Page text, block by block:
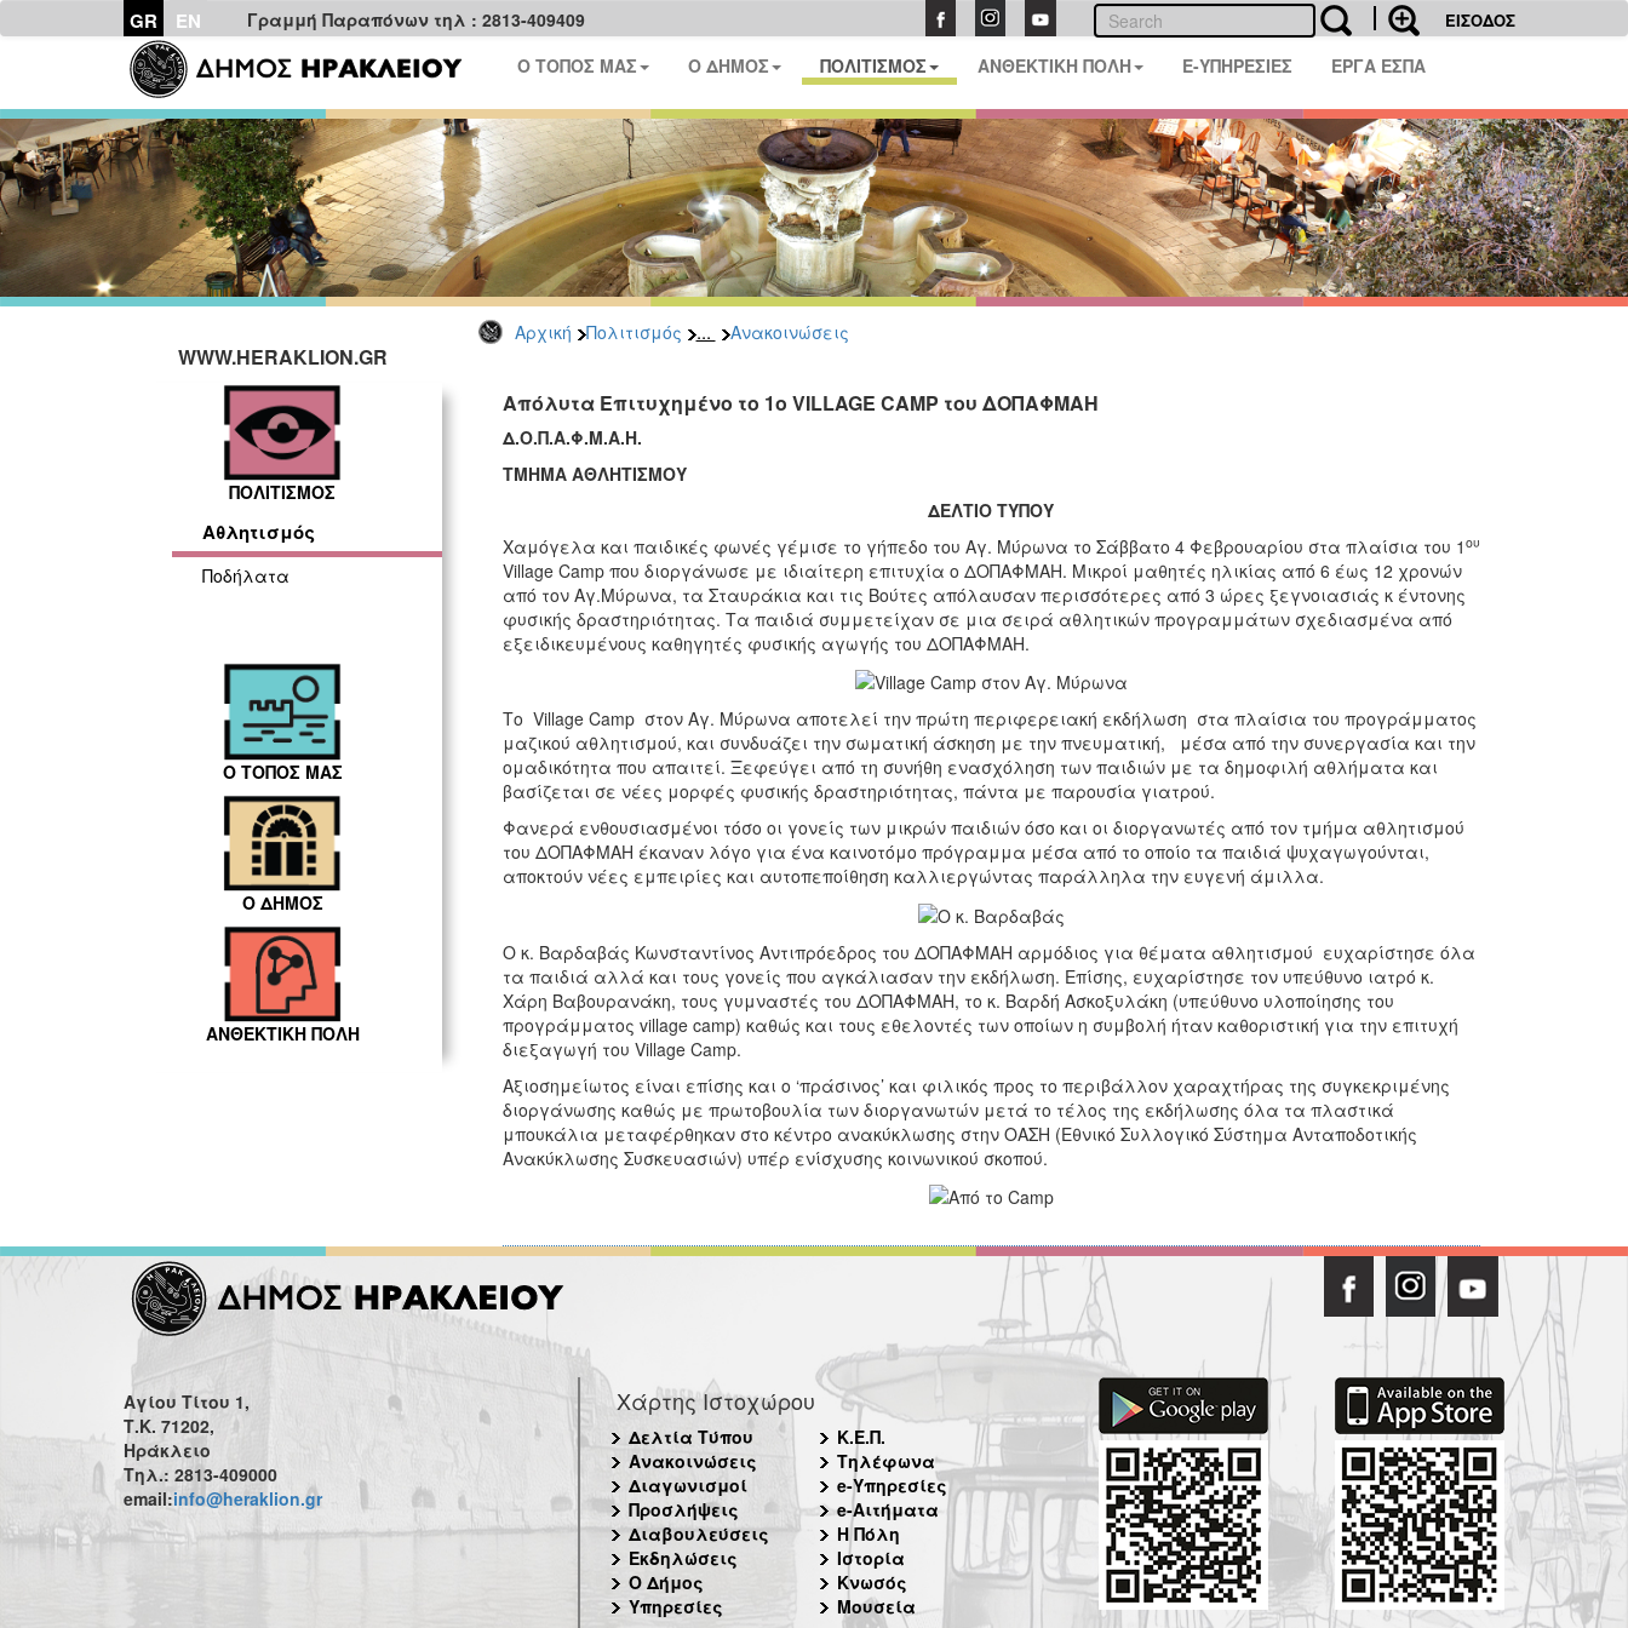
GR EN Γραμμή Παραπόνων τηλ : 2813-409409 ΕΙΣΟΔΟΣ
Ο ΤΟΠΟΣ ΜΑΣ Ο ΔΗΜΟΣ ΠΟΛΙΤΙΣΜΟΣ ΑΝΘΕΚΤΙΚΗ ΠΟΛΗ E-ΥΠΗΡΕΣΙΕΣ ΕΡΓΑ ΕΣΠΑ
Αρχική Πολιτισμός ... Ανακοινώσεις
WWW.HERAKLION.GR
ΠΟΛΙΤΙΣΜΟΣ
Αθλητισμός
Ποδήλατα
Ο ΤΟΠΟΣ ΜΑΣ
Ο ΔΗΜΟΣ
ΑΝΘΕΚΤΙΚΗ ΠΟΛΗ
Απόλυτα Επιτυχημένο το 1ο VILLAGE CAMP του ΔΟΠΑΦΜΑΗ
Δ.Ο.Π.Α.Φ.Μ.Α.Η.
ΤΜΗΜΑ ΑΘΛΗΤΙΣΜΟΥ
ΔΕΛΤΙΟ ΤΥΠΟΥ
Χαμόγελα και παιδικές φωνές γέμισε το γήπεδο του Αγ. Μύρωνα το Σάββατο 4 Φεβρουαρίου στα πλαίσια του 1 ου
Village Camp που διοργάνωσε με ιδιαίτερη επιτυχία ο ΔΟΠΑΦΜΑΗ. Μικροί μαθητές ηλικίας από 6 έως 12 χρονών
από τον Αγ.Μύρωνα, τα Σταυράκια και τις Βούτες απόλαυσαν περισσότερες από 3 ώρες ξεγνοιασιάς κ έντονης
φυσικής δραστηριότητας. Τα παιδιά συμμετείχαν σε μια σειρά αθλητικών προγραμμάτων σχεδιασμένα από
εξειδικευμένους καθηγητές φυσικής αγωγής του ΔΟΠΑΦΜΑΗ.
Το Village Camp στον Αγ. Μύρωνα αποτελεί την πρώτη περιφερειακή εκδήλωση στα πλαίσια του προγράμματος
μαζικού αθλητισμού, και συνδυάζει την σωματική άσκηση με την πνευματική, μέσα από την συνεργασία και την
ομαδικότητα που απαιτεί. Ξεφεύγει από τη συνήθη ενασχόληση των παιδιών με τα δημοφιλή αθλήματα και
βασίζεται σε νέες μορφές φυσικής δραστηριότητας, πάντα με παρουσία γιατρού.
Φανερά ενθουσιασμένοι τόσο οι γονείς των μικρών παιδιών όσο και οι διοργανωτές από τον τμήμα αθλητισμού
του ΔΟΠΑΦΜΑΗ έκαναν λόγο για ένα καινοτόμο πρόγραμμα μέσα από το οποίο τα παιδιά ψυχαγωγούνται,
αποκτούν νέες εμπειρίες και αυτοπεποίθηση καλλιεργώντας παράλληλα την ευγενή άμιλλα.
Ο κ. Βαρδαβάς Κωνσταντίνος Αντιπρόεδρος του ΔΟΠΑΦΜΑΗ αρμόδιος για θέματα αθλητισμού ευχαρίστησε όλα
τα παιδιά αλλά και τους γονείς που αγκάλιασαν την εκδήλωση. Επίσης, ευχαρίστησε τον υπεύθυνο ιατρό κ.
Χάρη Βαβουρανάκη, τους γυμναστές του ΔΟΠΑΦΜΑΗ, το κ. Βαρδή Ασκοξυλάκη (υπεύθυνο υλοποίησης του
προγράμματος village camp) καθώς και τους εθελοντές των οποίων η συμβολή ήταν καθοριστική για την επιτυχή
διεξαγωγή του Village Camp.
Αξιοσημείωτος είναι επίσης και ο ‘πράσινος’ και φιλικός προς το περιβάλλον χαραχτήρας της συγκεκριμένης
διοργάνωσης καθώς με πρωτοβουλία των διοργανωτών μετά το τέλος της εκδήλωσης όλα τα πλαστικά
μπουκάλια μεταφέρθηκαν στο κέντρο ανακύκλωσης στην ΟΑΣΗ (Εθνικό Συλλογικό Σύστημα Ανταποδοτικής
Ανακύκλωσης Συσκευασιών) υπέρ ενίσχυσης κοινωνικού σκοπού.
Αγίου Τίτου 1,
Τ.Κ. 71202,
Ηράκλειο
Τηλ.: 2813-409000
email:info@heraklion.gr
Χάρτης Ιστοχώρου
Δελτία Τύπου
Ανακοινώσεις
Διαγωνισμοί
Προσλήψεις
Διαβουλεύσεις
Εκδηλώσεις
Ο Δήμος
Υπηρεσίες
Κ.Ε.Π.
Τηλέφωνα
e-Υπηρεσίες
e-Αιτήματα
Η Πόλη
Ιστορία
Κνωσός
Μουσεία